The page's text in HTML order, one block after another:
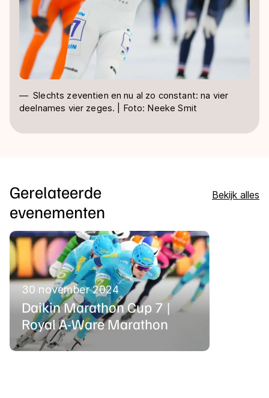
Slechts zeventien en nu al zo constant: na vier
deelnames vier zeges. | Foto: Neeke Smit
Gerelateerde
evenementen
Bekijk alles
30 november 2024
Daikin Marathon Cup 7 |
Royal A-Ware Marathon